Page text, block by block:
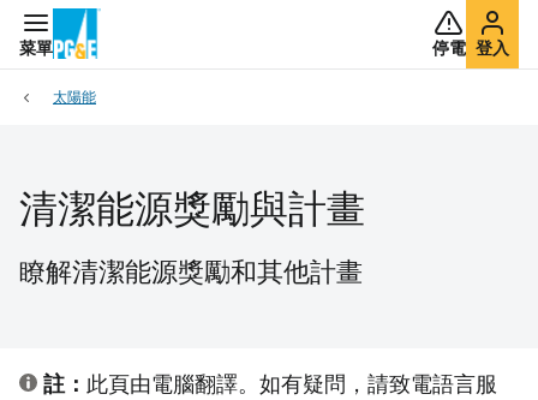
菜單 停電 登入
太陽能
清潔能源獎勵與計畫
瞭解清潔能源獎勵和其他計畫
註： 此頁由電腦翻譯。如有疑問，請致電語言服